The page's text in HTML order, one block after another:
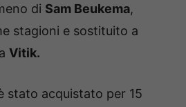
di Sam Beukema,
stagioni e sostituito a
Vitik.
stato acquistato per 15